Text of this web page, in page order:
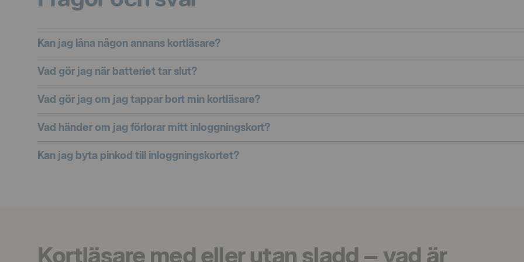
Kan jag låna någon annans kortläsare?
Vad gör jag när batteriet tar slut?
Vad gör jag om jag tappar bort min kortläsare?
Vad händer om jag förlorar mitt inloggningskort?
Kan jag byta pinkod till inloggningskortet?
Kortläsare med eller utan sladd – vad är